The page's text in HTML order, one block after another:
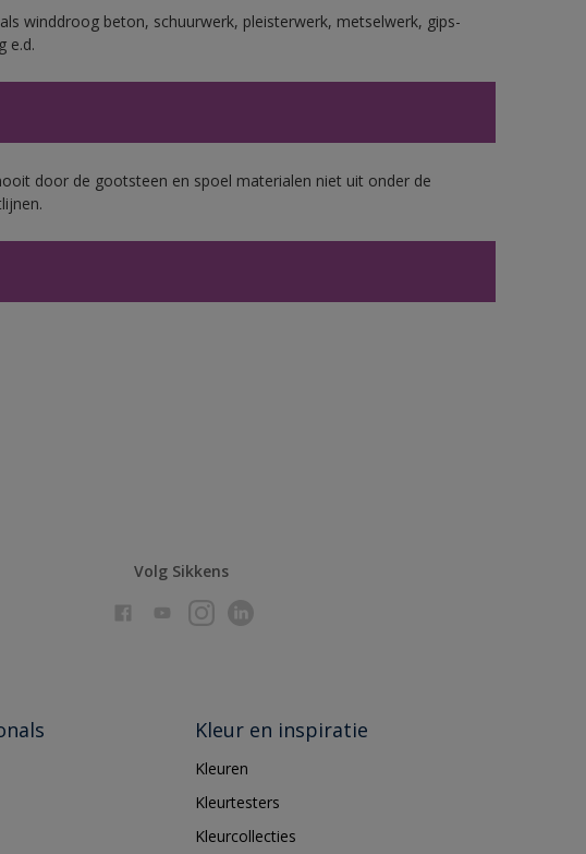
winddroog beton, schuurwerk, pleisterwerk, metselwerk, gips-
e.d.
door de gootsteen en spoel materialen niet uit onder de
Volg Sikkens
Kleur en inspiratie
Kleuren
Kleurtesters
Kleurcollecties